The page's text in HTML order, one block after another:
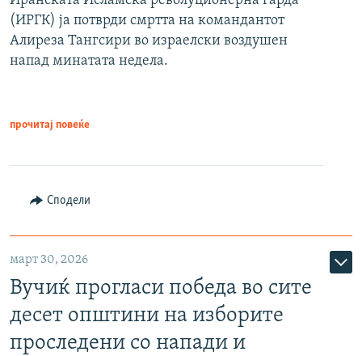
(ИРГК) ја потврди смртта на командантот
Алиреза Тангсири во израелски воздушен
напад минатата недела.
прочитај повеќе
Сподели
март 30, 2026
Вучиќ прогласи победа во сите
десет општини на изборите
проследени со напади и